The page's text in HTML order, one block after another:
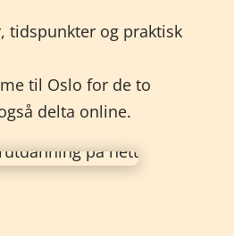
tidspunkter og praktisk
til Oslo for de to
delta online.